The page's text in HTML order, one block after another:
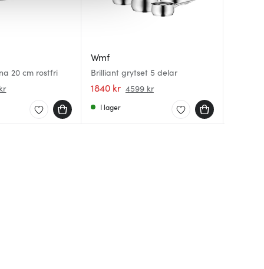
20 cm rostfri
Wmf
Brilliant grytset 5 delar
1840 kr 4599 kr
I lager